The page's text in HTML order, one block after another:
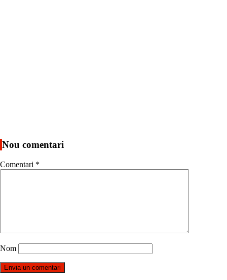
Nou comentari
Comentari *
Nom